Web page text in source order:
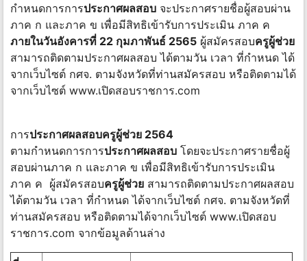
กำหนดการการประกาศผลสอบ จะประกาศรายชื่อผู้สอบผ่าน
ภาค ก และภาค ข เพื่อมีสิทธิเข้ารับการประเมิน ภาค ค
ภายในวันอังคารที่ 22 กุมภาพันธ์ 2565 ผู้สมัครสอบครูผู้ช่วย
สามารถติดตามประกาศผลสอบ ได้ตามวัน เวลา ที่กำหนด ได้
จากเว็บไซต์ กศจ. ตามจังหวัดที่ท่านสมัครสอบ หรือติดตามได้
จากเว็บไซต์ www.เปิดสอบราชการ.com
การประกาศผลสอบครูผู้ช่วย 2564
ตามกำหนดการการประกาศผลสอบ โดยจะประกาศรายชื่อผู้
สอบผ่านภาค ก และภาค ข เพื่อมีสิทธิเข้ารับการประเมิน
ภาค ค ผู้สมัครสอบครูผู้ช่วย สามารถติดตามประกาศผลสอบ
ได้ตามวัน เวลา ที่กำหนด ได้จากเว็บไซต์ กศจ. ตามจังหวัดที่
ท่านสมัครสอบ หรือติดตามได้จากเว็บไซต์ www.เปิดสอบ
ราชการ.com จากข้อมูลด้านล่าง